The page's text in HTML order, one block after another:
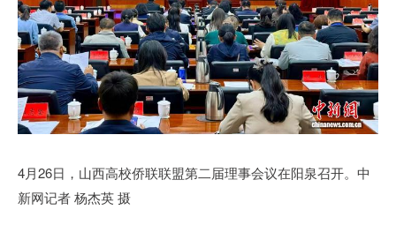
4月26日，山西高校侨联联盟第二届理事会议在阳泉召开。中
新网记者 杨杰英 摄